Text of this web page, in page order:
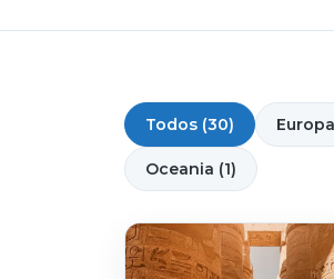
Todos (30)
Oceania (1)